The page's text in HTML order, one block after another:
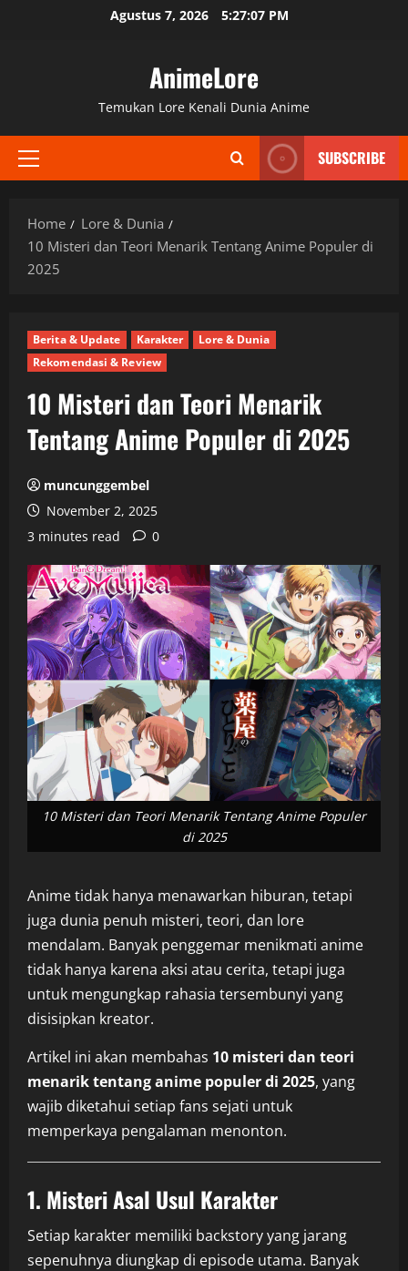
Agustus 7, 2026 5:27:08 PM
AnimeLore
Temukan Lore Kenali Dunia Anime
Primary
SUBSCRIBE
Home
Lore & Dunia
10 Misteri dan Teori Menarik Tentang Anime Populer di
2025
Berita & Update Karakter
Lore & Dunia
Rekomendasi & Review
10 Misteri dan Teori Menarik
Tentang Anime Populer di 2025
muncunggembel
November 2, 2025
3 minutes read
0
10 Misteri dan Teori Menarik Tentang Anime Populer
di 2025
Anime tidak hanya menawarkan hiburan, tetapi
juga dunia penuh misteri, teori, dan lore
mendalam. Banyak penggemar menikmati anime
tidak hanya karena aksi atau cerita, tetapi juga
untuk mengungkap rahasia tersembunyi yang
disisipkan kreator.
Artikel ini akan membahas 10 misteri dan teori
menarik tentang anime populer di 2025, yang
wajib diketahui setiap fans sejati untuk
memperkaya pengalaman menonton.
1. Misteri Asal Usul Karakter
Setiap karakter memiliki backstory yang jarang
sepenuhnya diungkap di episode utama. Banyak